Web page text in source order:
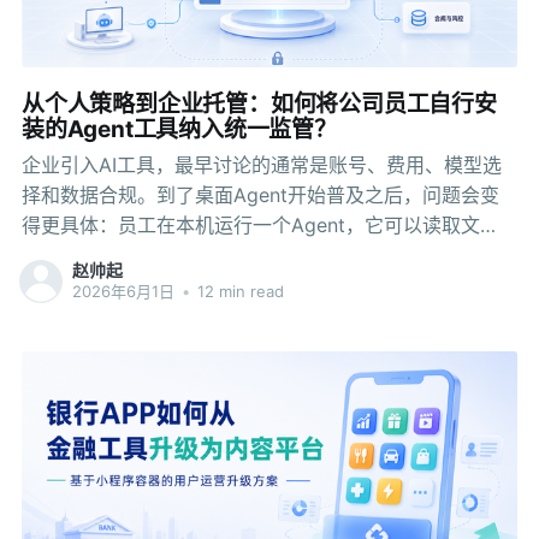
有差异，但足以提醒团队：应用适配的成本，往往比基础
软硬件替换更难控制。 到了企业内部办公门户这一层，建
设思路需要往前走一步。
从个人策略到企业托管：如何将公司员工自行安
装的Agent工具纳入统一监管？
企业引入AI工具，最早讨论的通常是账号、费用、模型选
择和数据合规。到了桌面Agent开始普及之后，问题会变
得更具体：员工在本机运行一个Agent，它可以读取文
件、调用命令行、执行脚本、访问内部系统，也可能把这
些动作串成一个自动化流程。对个人来说，这是效率工
旦落到员工终端上，管理方式就不能只停留在“买了哪些AI
账号”“谁能访问哪个知识库”“Token用了多少”这些层面。企
业更需要知道，Agent运行在哪台设备上，拿到的是哪一
套策略，访问过哪些目录，调用过哪些工具，哪些动作被
允许，哪些动作被拒绝。否则，AI使用看起来在快速扩
散，实际的边界却可能分散在每个人的电脑里。 接下来想
分享的是：桌面Agent从个人工具进入企业环境之后，企
赵帅起
2026年6月1日 • 12 min read